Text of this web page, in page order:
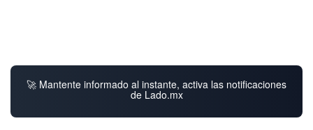
🚀 Mantente informado al instante, activa las notificaciones
de Lado.mx